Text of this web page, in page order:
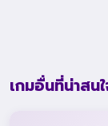
เกมอื่นที่น่าสน